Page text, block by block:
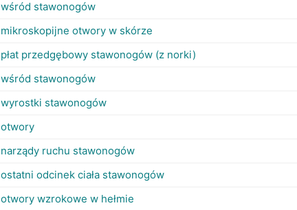
wśród stawonogów
mikroskopijne otwory w skórze
płat przedgębowy stawonogów (z norki)
wśród stawonogów
wyrostki stawonogów
otwory
narządy ruchu stawonogów
ostatni odcinek ciała stawonogów
otwory wzrokowe w hełmie